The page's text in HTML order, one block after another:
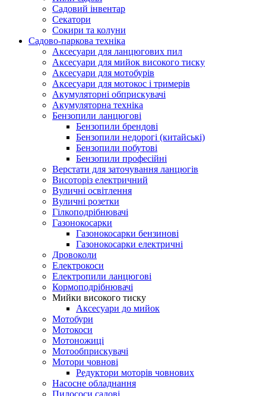
Садовий інвентар
Секатори
Сокири та колуни
Садово-паркова техніка
Аксесуари для ланцюгових пил
Аксесуари для мийок високого тиску
Аксесуари для мотобурів
Аксесуари для мотокос і тримерів
Акумуляторні обприскувачі
Акумуляторна техніка
Бензопили ланцюгові
Бензопили брендові
Бензопили недорогі (китайські)
Бензопили побутові
Бензопили професійні
Верстати для заточування ланцюгів
Висоторіз електричний
Вуличні освітлення
Вуличні розетки
Гілкоподрібнювачі
Газонокосарки
Газонокосарки бензинові
Газонокосарки електричні
Дровоколи
Електрокоси
Електропили ланцюгові
Кормоподрібнювачі
Мийки високого тиску
Аксесуари до мийок
Мотобури
Мотокоси
Мотоножиці
Мотообприскувачі
Мотори човнові
Редуктори моторів човнових
Насосне обладнання
Пилососи садові